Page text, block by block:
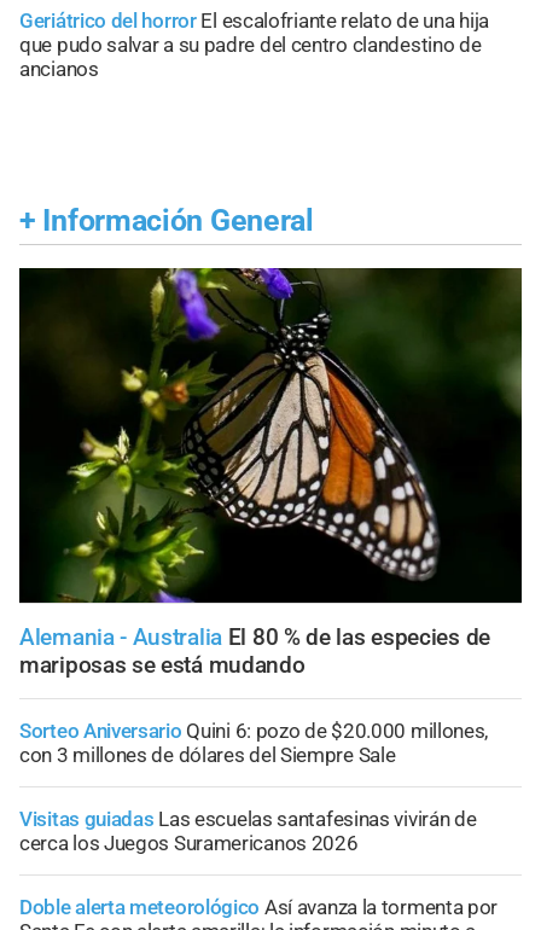
Geriátrico del horror El escalofriante relato de una hija
que pudo salvar a su padre del centro clandestino de
ancianos
+ Información General
Alemania - Australia El 80 % de las especies de
mariposas se está mudando
Sorteo Aniversario Quini 6: pozo de $20.000 millones,
con 3 millones de dólares del Siempre Sale
Visitas guiadas Las escuelas santafesinas vivirán de
cerca los Juegos Suramericanos 2026
Doble alerta meteorológico Así avanza la tormenta por